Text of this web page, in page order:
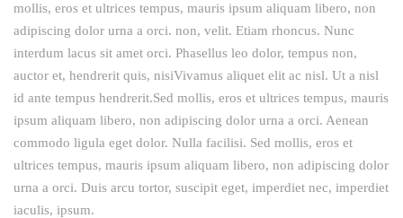
mollis, eros et ultrices tempus, mauris ipsum aliquam libero, non
adipiscing dolor urna a orci. non, velit. Etiam rhoncus. Nunc
interdum lacus sit amet orci. Phasellus leo dolor, tempus non,
auctor et, hendrerit quis, nisiVivamus aliquet elit ac nisl. Ut a nisl
id ante tempus hendrerit.Sed mollis, eros et ultrices tempus, mauris
ipsum aliquam libero, non adipiscing dolor urna a orci. Aenean
commodo ligula eget dolor. Nulla facilisi. Sed mollis, eros et
ultrices tempus, mauris ipsum aliquam libero, non adipiscing dolor
urna a orci. Duis arcu tortor, suscipit eget, imperdiet nec, imperdiet
iaculis, ipsum.